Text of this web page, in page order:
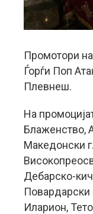
Промотори
Ѓорѓи Поп
Плевнеш.
На
Блаженство,
Македонски
Дебарско-
Повардарски
Иларион,